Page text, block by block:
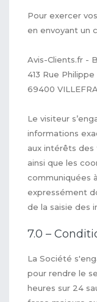
Pour exercer
en envoyant un
Avis-Clients.fr -
413 Rue
69400
Le visiteur
informations
aux intérêts des
ainsi que les
communiquées
expressément
de la saisie des
7.0 –
La Société
pour rendre le
heures sur 24